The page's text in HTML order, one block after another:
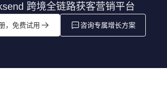
跨境全链路获客营销平台
，免费试用 咨询专属增长方案